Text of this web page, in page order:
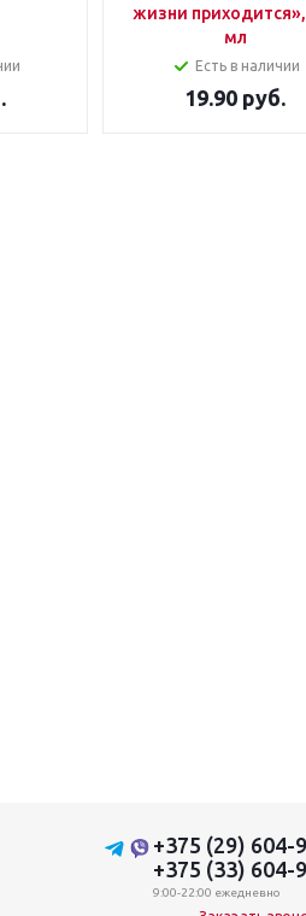
жизни
мл
Есть в наличии
19.90 руб.
+375 (29) 604-
+375 (33) 604-
9:00-22:00 ежедневно